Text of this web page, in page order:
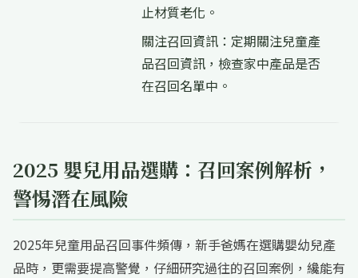
止材質老化。
關注召回資訊：定期關注兒童產
品召回資訊，檢查家中產品是否
在召回名單中。
2025 嬰兒用品選購：召回案例解析，
警惕潛在風險
2025年兒童用品召回事件頻傳，新手爸媽在選購嬰幼兒產
品時，更需要提高警覺，仔細研究過往的召回案例，纔能有